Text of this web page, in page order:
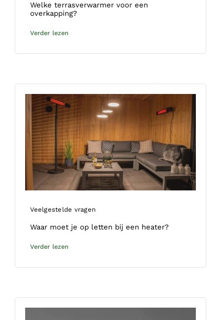
Welke terrasverwarmer voor een
overkapping?
Verder lezen
Veelgestelde vragen
Waar moet je op letten bij een heater?
Verder lezen